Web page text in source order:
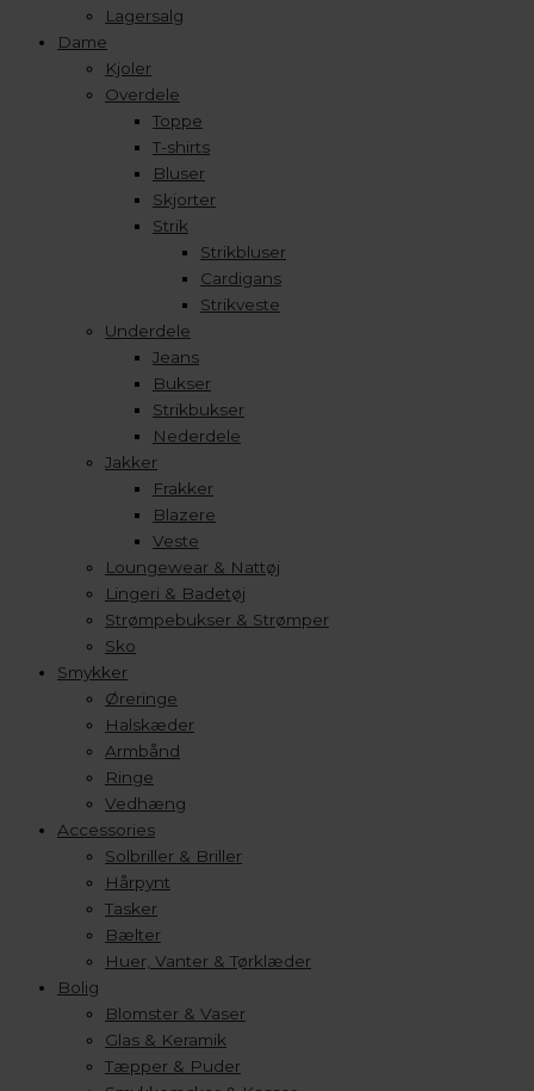
Lagersalg
Dame
Kjoler
Overdele
Toppe
T-shirts
Bluser
Skjorter
Strik
Strikbluser
Cardigans
Strikveste
Underdele
Jeans
Bukser
Strikbukser
Nederdele
Jakker
Frakker
Blazere
Veste
Loungewear & Nattøj
Lingeri & Badetøj
Strømpebukser & Strømper
Sko
Smykker
Øreringe
Halskæder
Armbånd
Ringe
Vedhæng
Accessories
Solbriller & Briller
Hårpynt
Tasker
Bælter
Huer, Vanter & Tørklæder
Bolig
Blomster & Vaser
Glas & Keramik
Tæpper & Puder